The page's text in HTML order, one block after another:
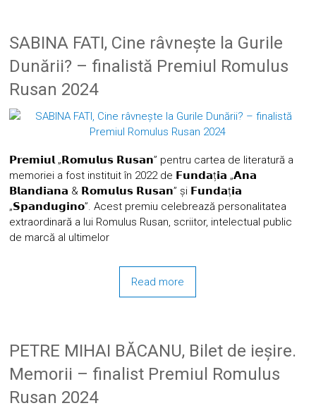
SABINA FATI, Cine râvnește la Gurile
Dunării? – finalistă Premiul Romulus
Rusan 2024
𝗣𝗿𝗲𝗺𝗶𝘂𝗹 „𝗥𝗼𝗺𝘂𝗹𝘂𝘀 𝗥𝘂𝘀𝗮𝗻” pentru cartea de literatură a
memoriei a fost instituit în 2022 de 𝗙𝘂𝗻𝗱𝗮ț𝗶𝗮 „𝗔𝗻𝗮
𝗕𝗹𝗮𝗻𝗱𝗶𝗮𝗻𝗮 & 𝗥𝗼𝗺𝘂𝗹𝘂𝘀 𝗥𝘂𝘀𝗮𝗻” și 𝗙𝘂𝗻𝗱𝗮ț𝗶𝗮
„𝗦𝗽𝗮𝗻𝗱𝘂𝗴𝗶𝗻𝗼”. Acest premiu celebrează personalitatea
extraordinară a lui Romulus Rusan, scriitor, intelectual public
de marcă al ultimelor
Read more
PETRE MIHAI BĂCANU, Bilet de ieșire.
Memorii – finalist Premiul Romulus
Rusan 2024